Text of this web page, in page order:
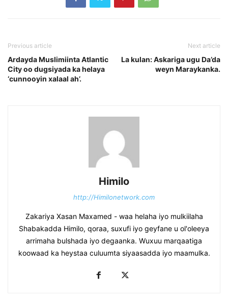
Previous article
Ardayda Muslimiinta Atlantic
City oo dugsiyada ka helaya
‘cunnooyin xalaal ah’.
Next article
La kulan: Askariga ugu Da’da
weyn Maraykanka.
Himilo
http://Himilonetwork.com
Zakariya Xasan Maxamed - waa helaha iyo mulkiilaha
Shabakadda Himilo, qoraa, suxufi iyo geyfane u ol'oleeya
arrimaha bulshada iyo degaanka. Wuxuu marqaatiga
koowaad ka heystaa culuumta siyaasadda iyo maamulka.